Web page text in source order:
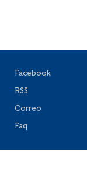
Facebook
RSS
Correo
Faq